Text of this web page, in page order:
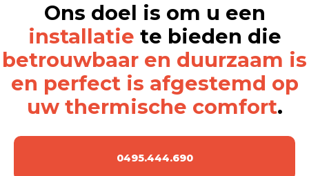
Ons doel is om u een
installatie te bieden die
betrouwbaar en duurzaam is
en perfect is afgestemd op
uw thermische comfort.
0495.444.690